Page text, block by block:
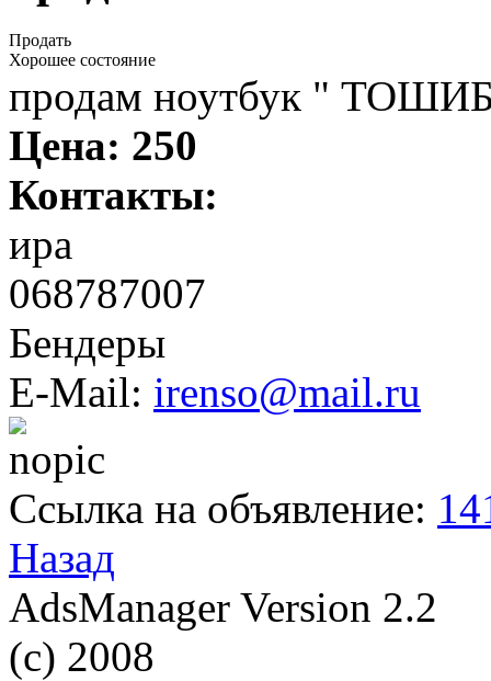
Продать
Хорошее состояние
продам ноутбук "
Цена: 250
Контакты:
ира
068787007
Бендеры
E-Mail: irenso@mail.ru
Ссылка на объявление:
Назад
AdsManager Version 2.2
(c) 2008